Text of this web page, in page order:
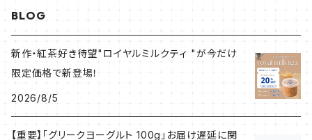
BLOG
新作・紅茶好き待望"ロイヤルミルクティ "が今だけ
限定価格で新登場！
2026/8/5
【重要】「グリークヨーグルト 100g」お届け遅延に関